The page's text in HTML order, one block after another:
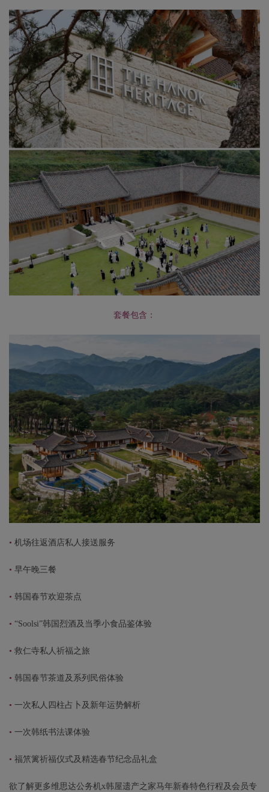
套餐包含：
• 机场往返酒店私人接送服务
• 早午晚三餐
• 韩国春节欢迎茶点
• “Soolsi”韩国烈酒及当季小食品鉴体验
• 救仁寺私人祈福之旅
• 韩国春节茶道及系列民俗体验
• 一次私人四柱占卜及新年运势解析
• 一次韩纸书法课体验
• 福笊篱祈福仪式及精选春节纪念品礼盒
欲了解更多维思达公务机x韩屋遗产之家马年新春特色行程及会员专